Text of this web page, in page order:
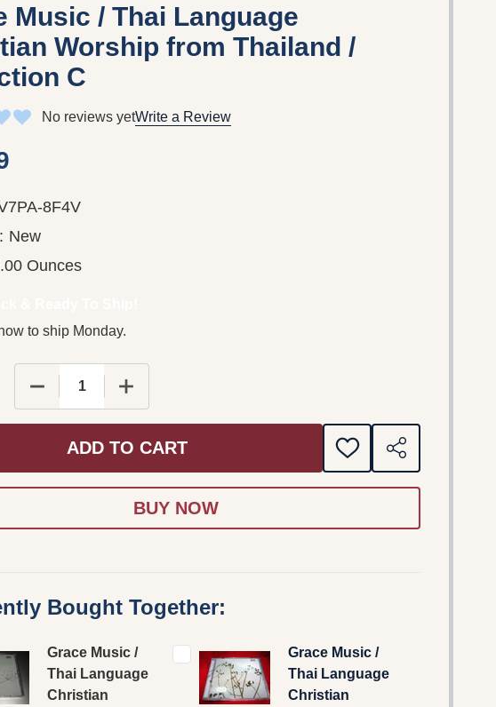
Music / Thai Language
Worship from Thailand /
C
No reviews yetWrite a Review
8F4V
New
Ounces
to ship Monday.
DECREASE QUANTITY OF GRACE MUSIC / THAI LANGUAGE
INCREASE QUANTITY OF GRACE MUSIC / THAI
ADD TO CART
ADD
TO
SHARE
Bought Together:
Grace Music /
Thai Language
Christian
Grace Music /
Thai Language
Christian